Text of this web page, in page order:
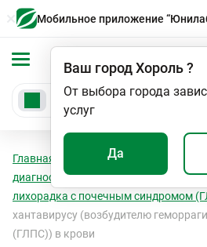
Мобильное приложение
Ваш городХороль?
От выбора города
услуг
Да
Главная Анализы
диагностика инфекционных
лихорадка с почечным синдромом
хантавирусу (возбудителю
(ГЛПС)) в крови